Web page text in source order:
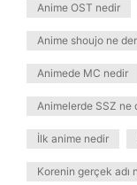
Anime OST nedir
Anime shoujo ne
Animede MC nedir
Animelerde SSZ ne
İlk anime nedir
Korenin gerçek adı